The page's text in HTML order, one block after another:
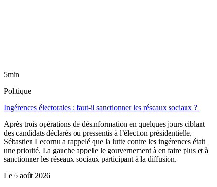
5min
Politique
Ingérences électorales : faut-il sanctionner les réseaux sociaux ?
Après trois opérations de désinformation en quelques jours ciblant
des candidats déclarés ou pressentis à l’élection présidentielle,
Sébastien Lecornu a rappelé que la lutte contre les ingérences était
une priorité. La gauche appelle le gouvernement à en faire plus et à
sanctionner les réseaux sociaux participant à la diffusion.
Le 6 août 2026